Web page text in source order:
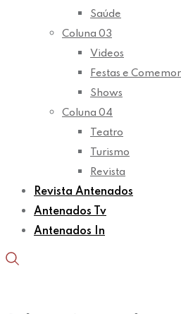
Saúde
Coluna 03
Videos
Festas e
Shows
Coluna 04
Teatro
Turismo
Revista
Revista Antenados
Antenados Tv
Antenados In